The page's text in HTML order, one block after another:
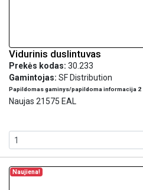
Vidurinis duslintuvas
Prekės kodas: 30.233
Gamintojas: SF Distribution
Papildomas gaminys/papildoma informacija 2
Naujas 21575 EAL
Naujiena!